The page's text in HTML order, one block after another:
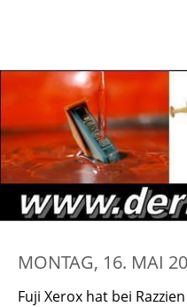
MONTAG, 16. MAI
Fuji Xerox hat bei